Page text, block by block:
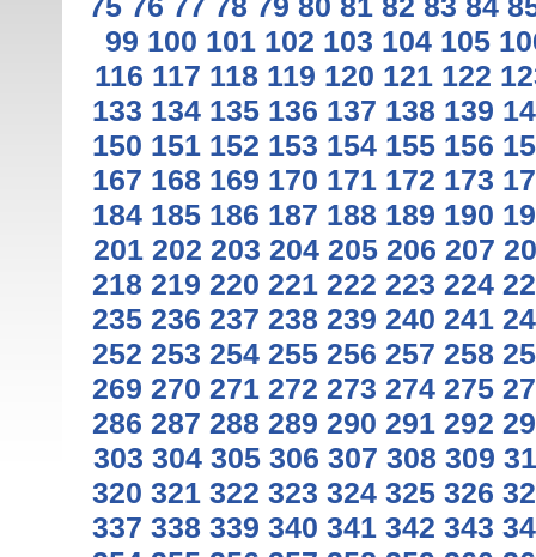
99 100 101 102 103 104 105
116 117 118 119 120 121 122
133 134 135 136 137 138 139
150 151 152 153 154 155 156
167 168 169 170 171 172 173
184 185 186 187 188 189 190
201 202 203 204 205 206 207
218 219 220 221 222 223 224
235 236 237 238 239 240 241
252 253 254 255 256 257 258
269 270 271 272 273 274 275
286 287 288 289 290 291 292
303 304 305 306 307 308 309
320 321 322 323 324 325 326
337 338 339 340 341 342 343